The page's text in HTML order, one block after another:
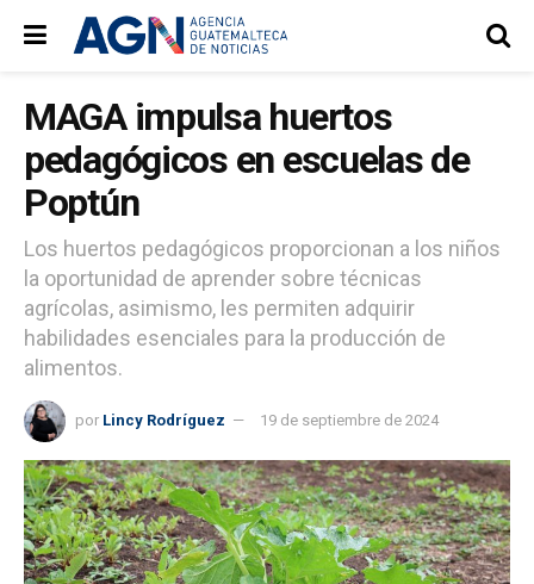
MAGA impulsa huertos
pedagógicos en escuelas de
Poptún
Los huertos pedagógicos proporcionan a los niños
la oportunidad de aprender sobre técnicas
agrícolas, asimismo, les permiten adquirir
habilidades esenciales para la producción de
alimentos.
por Lincy Rodríguez 19 de septiembre de 2024